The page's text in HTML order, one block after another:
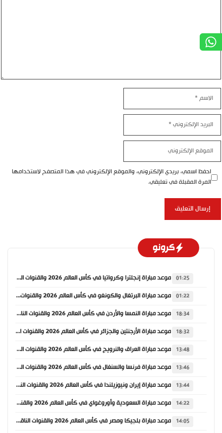
الإلكتروني
الإلكتروني
احفظ اسمي، بريدي الإلكتروني، والموقع الإلكتروني في هذا المتصفح لاستخدامها
المرة المقبلة في تعليقي.
كرونو
01:25 موعد مباراة إنجلترا وكرواتيا في كأس العالم 2026 والقنوات الناقلة
01:22 موعد مباراة البرتغال والكونغو في كأس العالم 2026 والقنوات الناقلة
18:34 موعد مباراة النمسا والأردن في كأس العالم 2026 والقنوات الناقلة
18:32 موعد مباراة الأرجنتين والجزائر في كأس العالم 2026 والقنوات الناقلة
13:48 موعد مباراة العراق والنرويج في كأس العالم 2026 والقنوات الناقلة
13:46 موعد مباراة فرنسا والسنغال في كأس العالم 2026 والقنوات الناقلة
13:44 موعد مباراة إيران ونيوزيلندا في كأس العالم 2026 والقنوات الناقلة
14:22 موعد مباراة السعودية وأوروغواي في كأس العالم 2026 والقنوات الناقلة
14:05 موعد مباراة بلجيكا ومصر في كأس العالم 2026 والقنوات الناقلة